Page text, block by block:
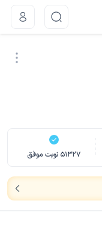
51327 نوبت موفق